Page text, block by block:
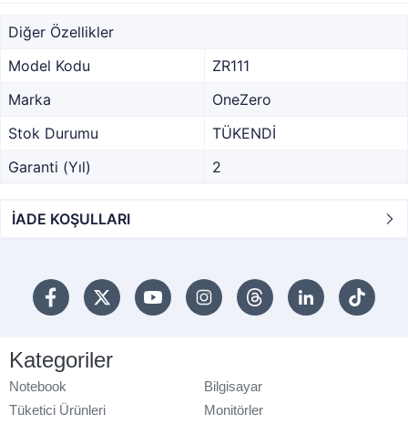
Diğer Özellikler
Model Kodu
ZR111
Marka
OneZero
Stok Durumu
TÜKENDİ
Garanti (Yıl)
2
İADE KOŞULLARI
Kategoriler
Notebook
Bilgisayar
Tüketici Ürünleri
Monitörler